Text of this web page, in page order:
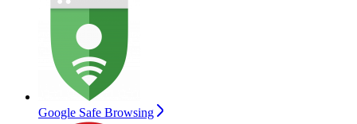
Google Safe Browsing